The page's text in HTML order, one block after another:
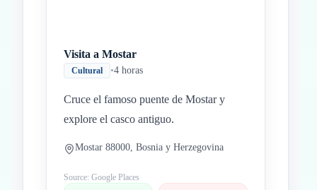
Visita a Mostar
Cultural •4 horas
Cruce el famoso puente de Mostar y
explore el casco antiguo.
Mostar 88000, Bosnia y Herzegovina
Source: Google Places